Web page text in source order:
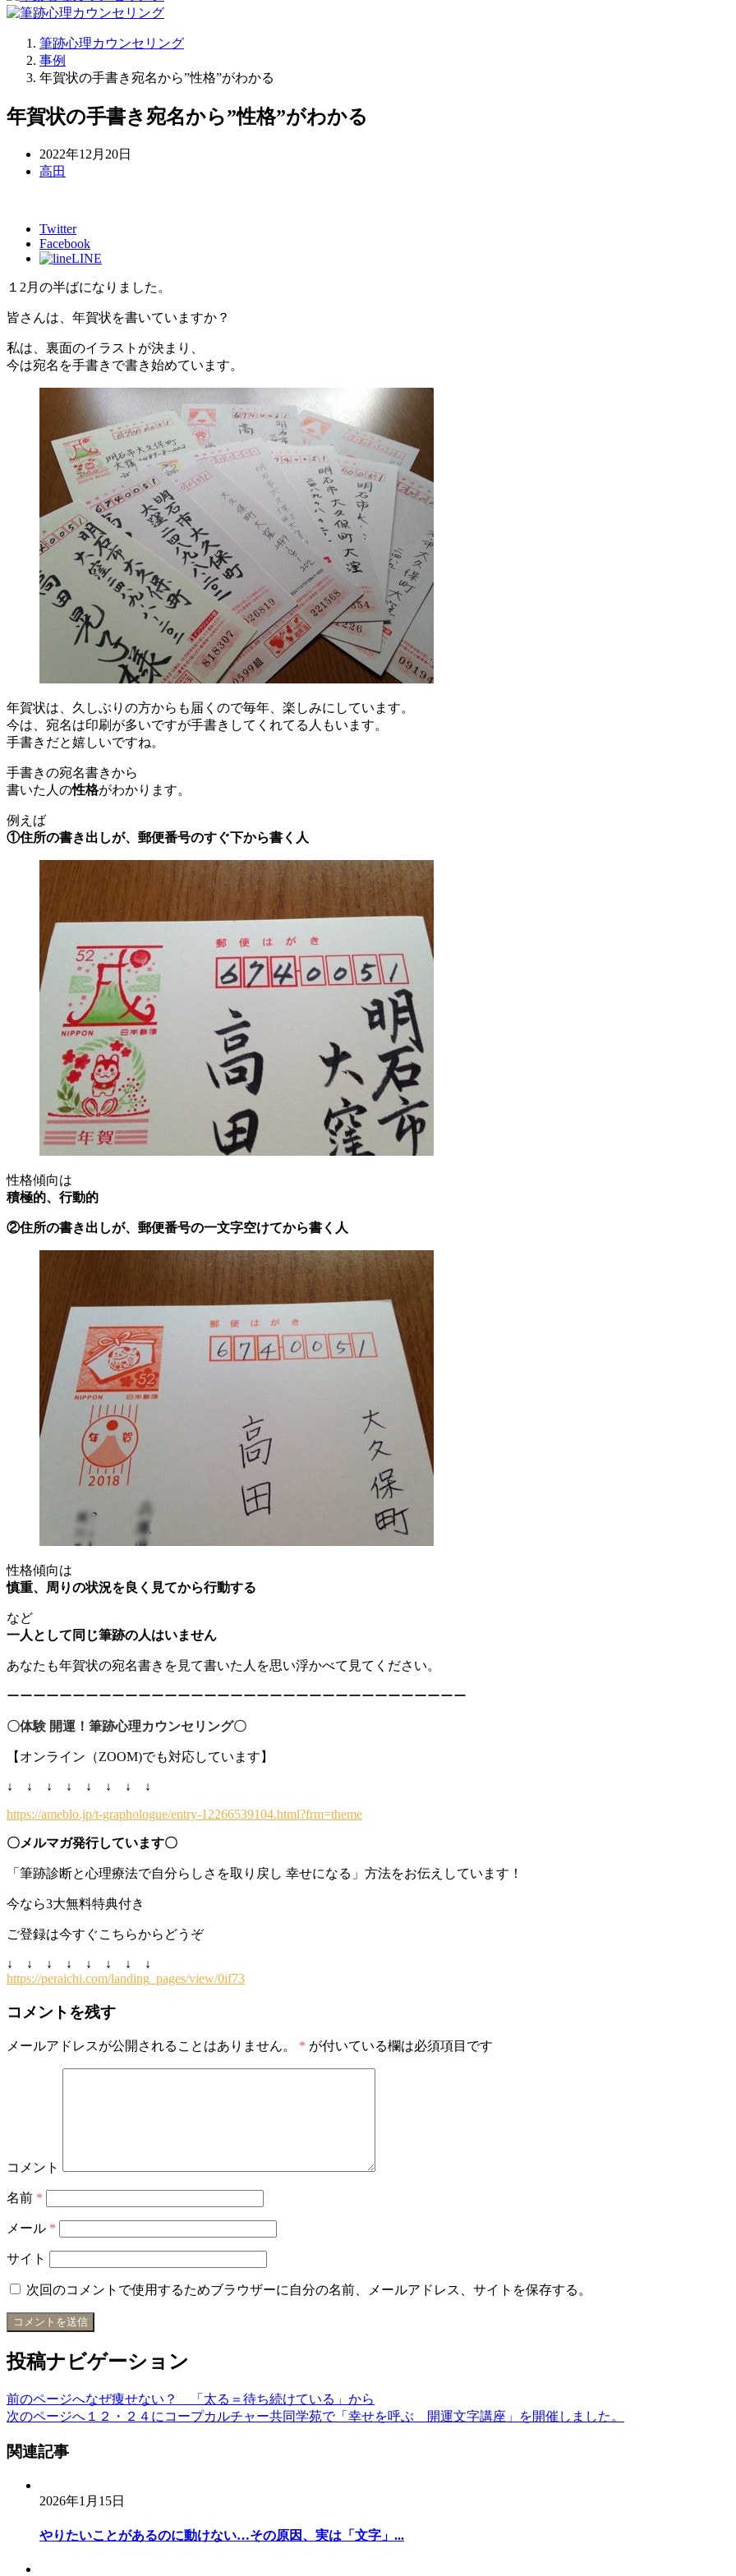
筆跡心理カウンセリング
事例
年賀状の手書き宛名から”性格”がわかる
年賀状の手書き宛名から”性格”がわかる
2022年12月20日
高田
Twitter
Facebook
LINE
１2月の半ばになりました。
皆さんは、年賀状を書いていますか？
私は、裏面のイラストが決まり、
今は宛名を手書きで書き始めています。
年賀状は、久しぶりの方からも届くので毎年、楽しみにしています。
今は、宛名は印刷が多いですが手書きしてくれてる人もいます。
手書きだと嬉しいですね。
手書きの宛名書きから
書いた人の性格がわかります。
例えば
①住所の書き出しが、 郵便番号のすぐ下から書く人
性格傾向は
積極的、行動的
②住所の書き出しが、 郵便番号の一文字空けてから書く人
性格傾向は
慎重、周りの状況を良く見てから行動する
など
一人として同じ筆跡の人はいません
あなたも年賀状の宛名書きを見て書いた人を思い浮かべて見てください。
ーーーーーーーーーーーーーーーーーーーーーーーーーーーーーーーーーーー
〇体験 開運！筆跡心理カウンセリング〇
【オンライン（ZOOM)でも対応しています】
↓ ↓ ↓ ↓ ↓ ↓ ↓ ↓
https://ameblo.jp/t-graphologue/entry-12266539104.html?frm=theme
〇メルマガ発行しています〇
「筆跡診断と心理療法で自分らしさを取り戻し 幸せになる」方法をお伝えしています！
今なら3大無料特典付き
ご登録は今すぐこちらからどうぞ
↓ ↓ ↓ ↓ ↓ ↓ ↓ ↓
https://peraichi.com/landing_pages/view/0if73
コメントを残す
メールアドレスが公開されることはありません。 * が付いている欄は必須項目です
コメント
名前 *
メール *
サイト
次回のコメントで使用するためブラウザーに自分の名前、メールアドレス、サイトを保存する。
投稿ナビゲーション
前のページへなぜ痩せない？ 「太る＝待ち続けている」から
次のページへ １２・２４にコープカルチャー共同学苑で「幸せを呼ぶ 開運文字講座」を開催しました。
関連記事
2026年1月15日
やりたいことがあるのに動けない…その原因、実は「文字」...